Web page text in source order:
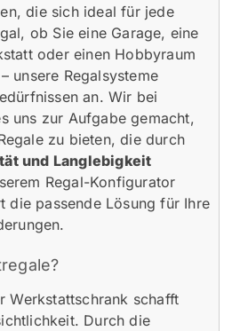
die sich ideal für jede
ob Sie eine Garage, eine
oder einen Hobbyraum
unsere Regalsysteme
an. Wir bei
uns zur Aufgabe gemacht,
zu bieten, die durch
und Langlebigkeit
Regal-Konfigurator
die passende Lösung für Ihre
Werkstattschrank schafft
Durch die